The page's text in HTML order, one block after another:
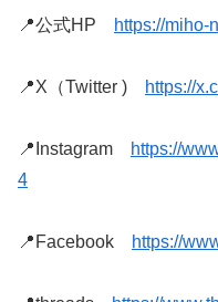
📍公式HP https://miho-
📍X（Twitter ) https://
📍Instagram
https://
4
📍Facebook https://